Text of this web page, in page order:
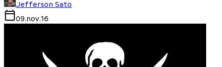
Jefferson Sato
09.nov.16